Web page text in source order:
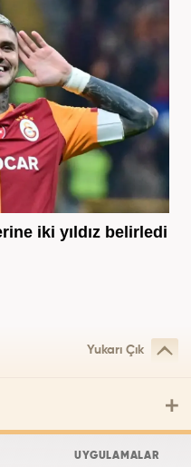
iki yıldız belirledi
Yukarı Çık
UYGULAMALAR